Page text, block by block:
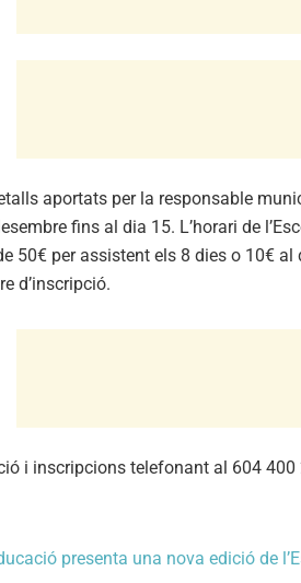
aportats per la responsable
fins al dia 15. L’horari de
50€ per assistent els 8 dies o 10€
d’inscripció.
i inscripcions telefonant al 604 400
presenta una nova edició de